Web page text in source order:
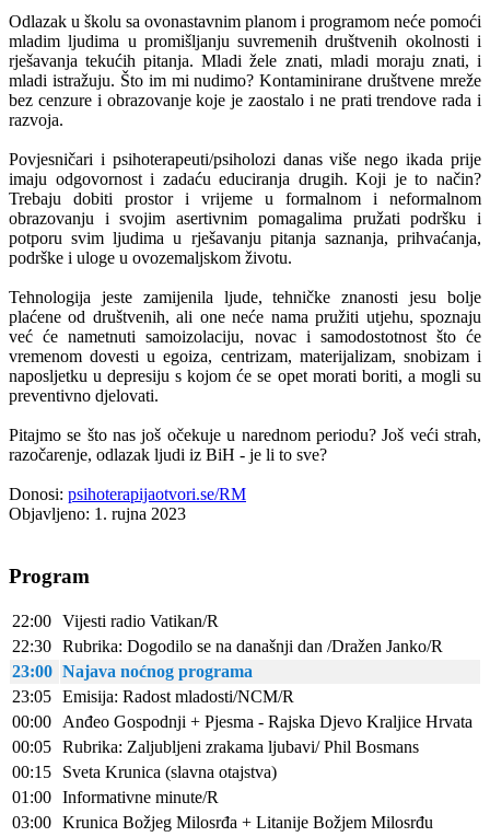
Odlazak u školu sa ovonastavnim planom i programom neće pomoći
mladim ljudima u promišljanju suvremenih društvenih okolnosti i
rješavanja tekućih pitanja. Mladi žele znati, mladi moraju znati, i
mladi istražuju. Što im mi nudimo? Kontaminirane društvene mreže
bez cenzure i obrazovanje koje je zaostalo i ne prati trendove rada i
razvoja.
Povjesničari i psihoterapeuti/psiholozi danas više nego ikada prije
imaju odgovornost i zadaću educiranja drugih. Koji je to način?
Trebaju dobiti prostor i vrijeme u formalnom i neformalnom
obrazovanju i svojim asertivnim pomagalima pružati podršku i
potporu svim ljudima u rješavanju pitanja saznanja, prihvaćanja,
podrške i uloge u ovozemaljskom životu.
Tehnologija jeste zamijenila ljude, tehničke znanosti jesu bolje
plaćene od društvenih, ali one neće nama pružiti utjehu, spoznaju
već će nametnuti samoizolaciju, novac i samodostotnost što će
vremenom dovesti u egoiza, centrizam, materijalizam, snobizam i
naposljetku u depresiju s kojom će se opet morati boriti, a mogli su
preventivno djelovati.
Pitajmo se što nas još očekuje u narednom periodu? Još veći strah,
razočarenje, odlazak ljudi iz BiH - je li to sve?
Donosi: psihoterapijaotvori.se/RM
Objavljeno: 1. rujna 2023
Program
22:00 Vijesti radio Vatikan/R
22:30 Rubrika: Dogodilo se na današnji dan /Dražen Janko/R
23:00 Najava noćnog programa
23:05 Emisija: Radost mladosti/NCM/R
00:00
Anđeo Gospodnji + Pjesma - Rajska Djevo Kraljice Hrvata
00:05 Rubrika: Zaljubljeni zrakama ljubavi/ Phil Bosmans
00:15
Sveta Krunica (slavna otajstva)
01:00 Informativne minute/R
03:00 Krunica Božjeg Milosrđa + Litanije Božjem Milosrđu